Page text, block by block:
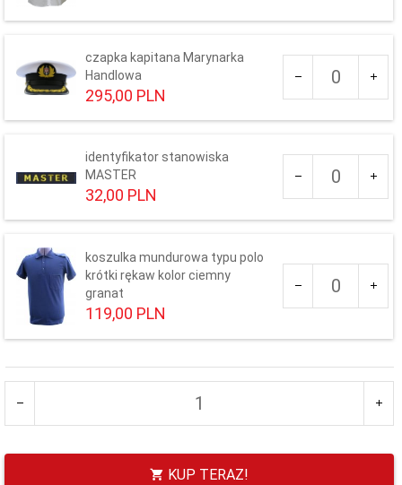
-- WYBIERZ --czapka kapitana Marynarka
Handlowa
295,00 PLN
dla
produktu
65
56
identyfikator stanowiska
MASTER
32,00 PLN
dla
produktu
140
koszulka mundurowa typu polo
krótki rękaw kolor ciemny
granat
119,00 PLN
dla
produktu
-- WYBIERZ --
KUP TERAZ!